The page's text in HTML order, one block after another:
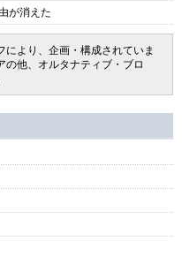
が消えた
より、企画・構成されていま
の他、オルタナティブ・ブロ